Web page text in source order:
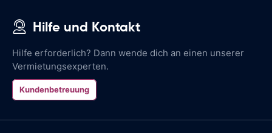
Hilfe und Kontakt
Hilfe erforderlich? Dann wende dich an einen unserer
Vermietungsexperten.
Kundenbetreuung